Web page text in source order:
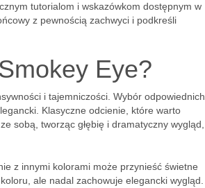
tutorialom i wskazówkom dostępnym w
z pewnością zachwyci i podkreśli
Eye?
i tajemniczości. Wybór odpowiednich
Klasyczne odcienie, które warto
sobą, tworząc głębię i dramatyczny wygląd,
z innymi kolorami może przynieść świetne
ale nadal zachowuje elegancki wygląd.